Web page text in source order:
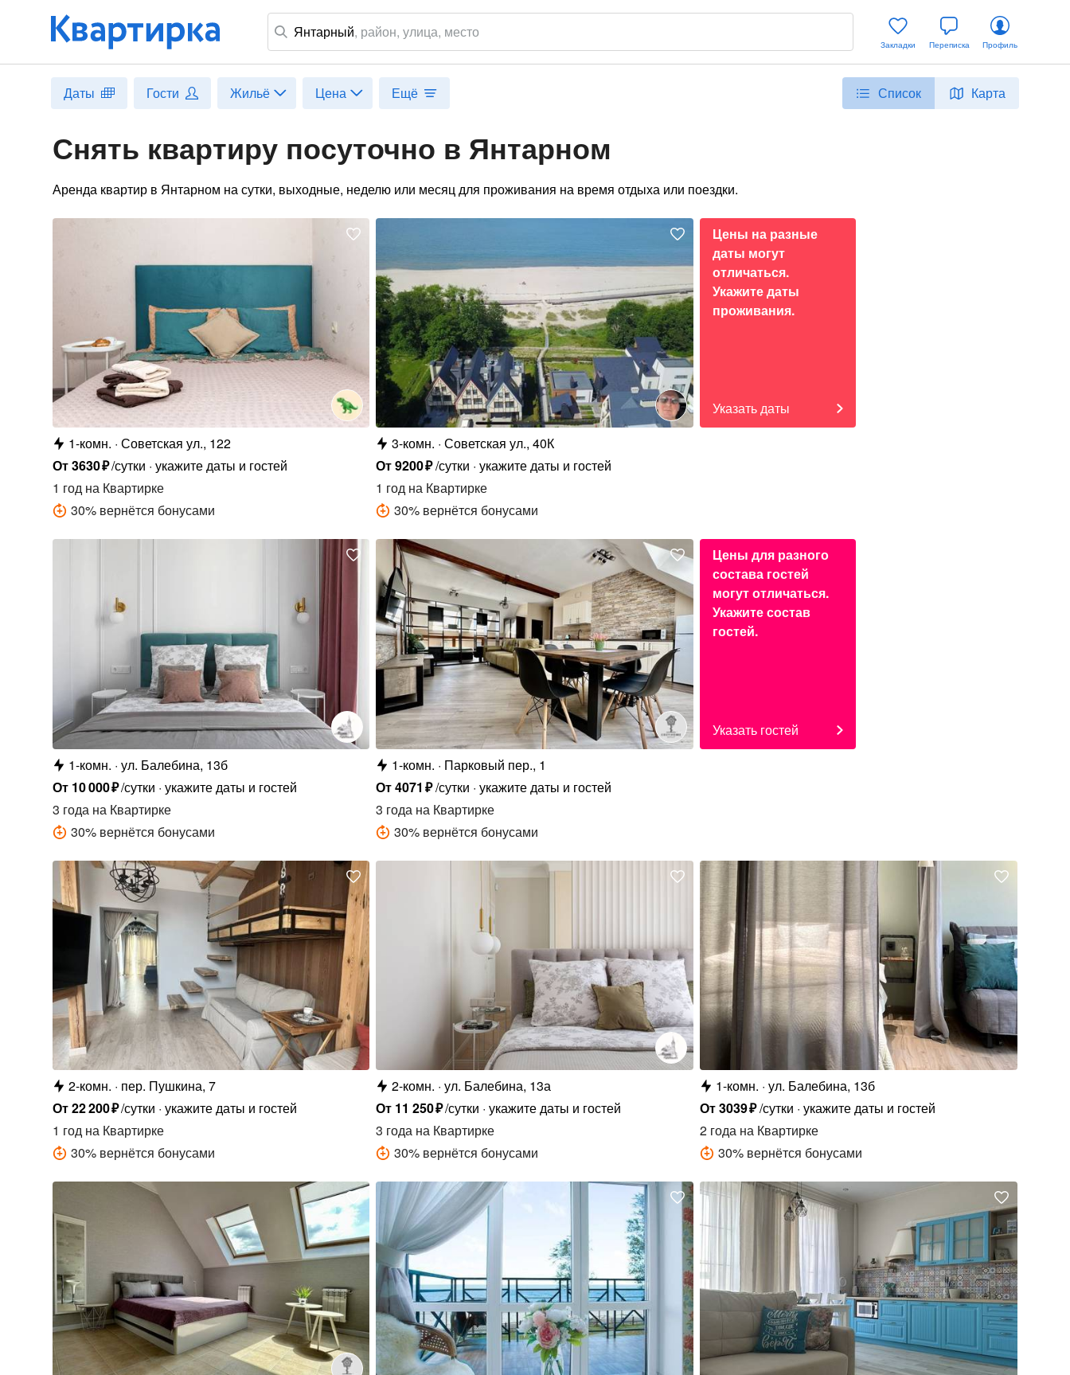
Янтарный, район, улица, место
Закладки Переписка Профиль
Даты Гости Жильё Цена Ещё Список Карта
Снять квартиру посуточно в Янтарном
Аренда квартир в Янтарном на сутки, выходные, неделю или месяц для проживания на время отдыха или поездки.
1-комн. Советская ул., 122
От3630₽/сутки укажите даты и гостей
1 годна Квартирке
30% вернётся бонусами
3-комн. Советская ул., 40К
От9200₽/сутки укажите даты и гостей
1 год на Квартирке
30% вернётся бонусами
Цены на разные
даты могут
отличаться.
Укажите даты
проживания.
Указать даты
1-комн. ул. Балебина, 13б
От 10000₽/сутки укажите даты и гостей
3 годана Квартирке
30% вернётся бонусами
1-комн.
Парковый пер., 1
От4071 ₽/сутки укажите даты и гостей
3 года на Квартирке
30% вернётся бонусами
Цены для разного
состава гостей
могут отличаться.
Укажите состав
гостей.
Указать гостей
2-комн.
пер. Пушкина, 7
От22200₽/сутки укажите даты и гостей
1 годна Квартирке
30% вернётся бонусами
2-комн. ул. Балебина, 13а
От 11 250₽/сутки укажите даты и гостей
3 года на Квартирке
30% вернётся бонусами
1-комн. ул. Балебина, 13б
От3039₽/сутки укажите даты и гостей
2 года на Квартирке
30% вернётся бонусами